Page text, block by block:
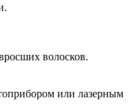
волосков.
или лазерным